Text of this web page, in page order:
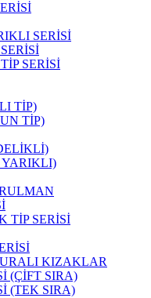
SERİSİ
SERİSİ
TİP)
TİP)
YARIKLI)
TİP SERİSİ
KIZAKLAR
(ÇİFT SIRA)
(TEK SIRA)